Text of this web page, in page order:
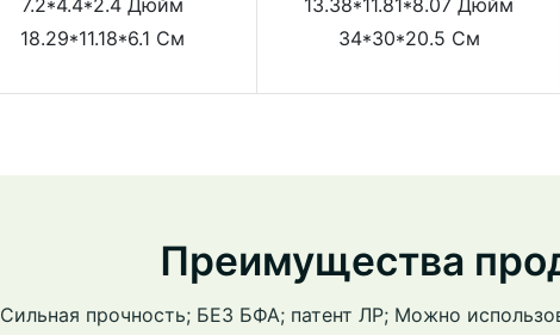
18.29*11.18*6.1 См
34*30*20.5 См
Преимущества
Сильная прочность; БЕЗ БФА; патент ЛР; Можно